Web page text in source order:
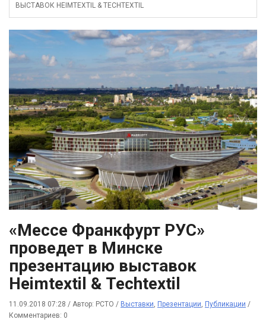
ВЫСТАВОК HEIMTEXTIL & TECHTEXTIL
«Мессе Франкфурт РУС»
проведет в Минске
презентацию выставок
Heimtextil & Techtextil
11.09.2018 07:28 / Автор: РСТО / Выставки, Презентации, Публикации /
Комментариев: 0